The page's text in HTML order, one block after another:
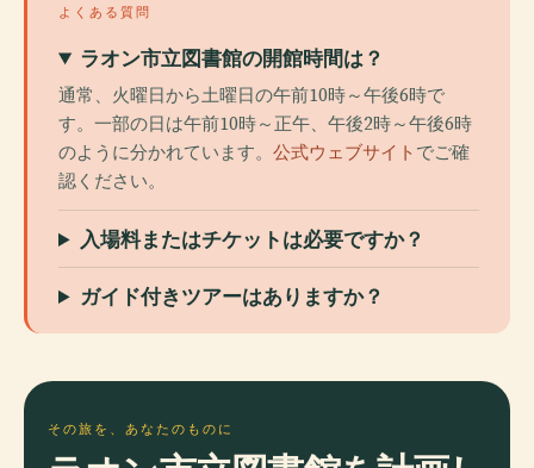
よくある質問
ラオン市立図書館の開館時間は？
通常、火曜日から土曜日の午前10時～午後6時で
す。一部の日は午前10時～正午、午後2時～午後6時
のように分かれています。 公式ウェブサイトでご確
認ください。
入場料またはチケットは必要ですか？
ガイド付きツアーはありますか？
その旅を、あなたのものに